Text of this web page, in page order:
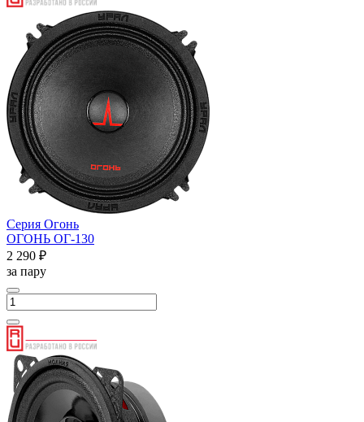
Серия Огонь
ОГОНЬ ОГ-130
2 290 ₽
за пару